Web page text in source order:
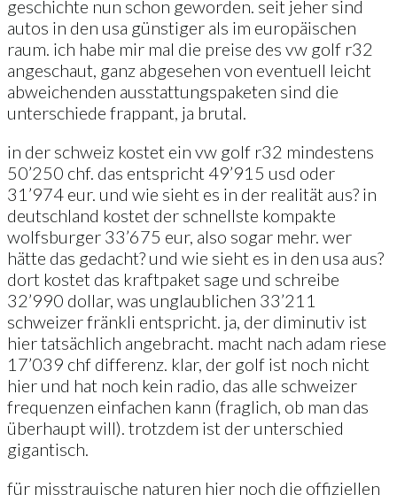
geschichte nun schon geworden. seit jeher sind
autos in den usa günstiger als im europäischen
raum. ich habe mir mal die preise des vw golf r32
angeschaut, ganz abgesehen von eventuell leicht
abweichenden ausstattungspaketen sind die
unterschiede frappant, ja brutal.
in der schweiz kostet ein vw golf r32 mindestens
50’250 chf. das entspricht 49’915 usd oder
31’974 eur. und wie sieht es in der realität aus? in
deutschland kostet der schnellste kompakte
wolfsburger 33’675 eur, also sogar mehr. wer
hätte das gedacht? und wie sieht es in den usa aus?
dort kostet das kraftpaket sage und schreibe
32’990 dollar, was unglaublichen 33’211
schweizer fränkli entspricht. ja, der diminutiv ist
hier tatsächlich angebracht. macht nach adam riese
17’039 chf differenz. klar, der golf ist noch nicht
hier und hat noch kein radio, das alle schweizer
frequenzen einfachen kann (fraglich, ob man das
überhaupt will). trotzdem ist der unterschied
gigantisch.
für misstrauische naturen hier noch die offiziellen